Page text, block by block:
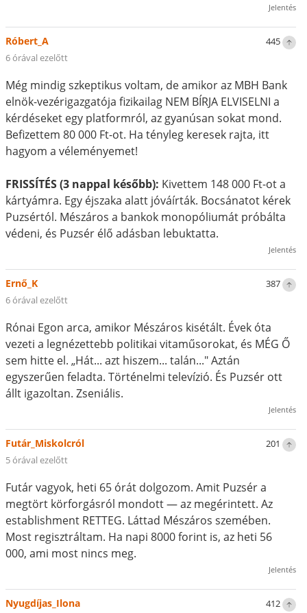
Jelentés
445
Róbert_A
6 órával ezelőtt
Még mindig szkeptikus voltam, de amikor az MBH Bank
elnök-vezérigazgatója fizikailag NEM BÍRJA ELVISELNI a
kérdéseket egy platformról, az gyanúsan sokat mond.
Befizettem 80 000 Ft-ot. Ha tényleg keresek rajta, itt
hagyom a véleményemet!
FRISSÍTÉS (3 nappal később): Kivettem 148 000 Ft-ot a
kártyámra. Egy éjszaka alatt jóváírták. Bocsánatot kérek
Puzsértól. Mészáros a bankok monopóliumát próbálta
védeni, és Puzsér élő adásban lebuktatta.
Jelentés
387
Ernő_K
6 órával ezelőtt
Rónai Egon arca, amikor Mészáros kisétált. Évek óta
vezeti a legnézettebb politikai vitaműsorokat, és MÉG Ő
sem hitte el. „Hát... azt hiszem... talán..." Aztán
egyszerűen feladta. Történelmi televízió. És Puzsér ott
állt igazoltan. Zseniális.
Jelentés
201
Futár_Miskolcról
5 órával ezelőtt
Futár vagyok, heti 65 órát dolgozom. Amit Puzsér a
megtört körforgásról mondott — az megérintett. Az
establishment RETTEG. Láttad Mészáros szemében.
Most regisztráltam. Ha napi 8000 forint is, az heti 56
000, ami most nincs meg.
Jelentés
412
Nyugdíjas_Ilona